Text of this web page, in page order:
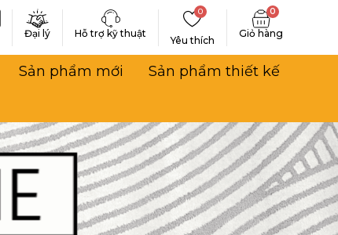
Đại lý Hỗ trợ kỹ thuật
Yêu thích
0 0
Sản phẩm mới
Sản phẩm thiết kế